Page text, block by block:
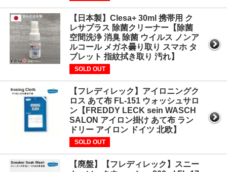
【日本製】Clesa+ 30ml 携帯用 ク
レサプラス 除菌クリーナー【除菌
空間洗浄 消臭 除菌 ウイルス ノンア
ルコール メガネ曇り取り スマホ タ
ブレット 指紋拭き取り 汚れ】
SOLD OUT
【フレディレック】アイロニングク
ロス あて布 FL-151 ウォッシュサロ
ン【FREDDY LECK sein WASCH
SALON アイロン掛け あて布 ラン
ドリー アイロン ドイツ 北欧】
SOLD OUT
【廃盤】【フレディレック】スニー